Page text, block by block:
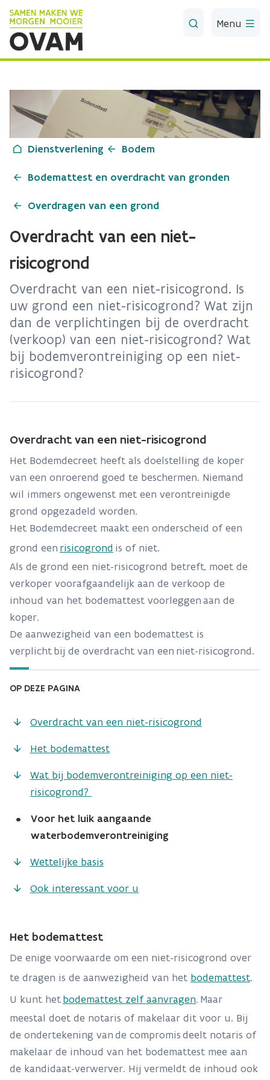
Skip to Main Content
Menu
Dienstverlening Bodem
Bodemattest en overdracht van gronden
Overdragen van een grond
Overdracht van een niet-
risicogrond
Overdracht van een niet-risicogrond. Is
uw grond een niet-risicogrond? Wat zijn
dan de verplichtingen bij de overdracht
(verkoop) van een niet-risicogrond? Wat
bij bodemverontreiniging op een niet-
risicogrond?
Overdracht van een niet-risicogrond
Het Bodemdecreet heeft als doelstelling de koper
van een onroerend goed te beschermen. Niemand
wil immers ongewenst met een verontreinigde
grond opgezadeld worden.
Het Bodemdecreet maakt een onderscheid of een
grond een risicogrond is of niet.
Als de grond een niet-risicogrond betreft, moet de
verkoper voorafgaandelijk aan de verkoop de
inhoud van het bodemattest voorleggenaan de
koper.
De aanwezigheid van een bodemattest is
verplichtbij de overdracht van een niet-risicogrond.
OP DEZE PAGINA
Overdracht van een niet-risicogrond
Het bodemattest
Wat bij bodemverontreiniging op een niet-
risicogrond?
•
Voor het luik aangaande
waterbodemverontreiniging
Wettelijke basis
Ook interessant voor u
Het bodemattest
De enige voorwaarde om een niet-risicogrond over
te dragen is de aanwezigheid van het bodemattest.
U kunt hetbodemattest zelf aanvragen. Maar
meestal doet de notaris of makelaar dit voor u. Bij
de ondertekening vande compromisdeelt notaris of
makelaar de inhoud van het bodemattest mee aan
de kandidaat-verwerver. Hij vermeldt de inhoud ook